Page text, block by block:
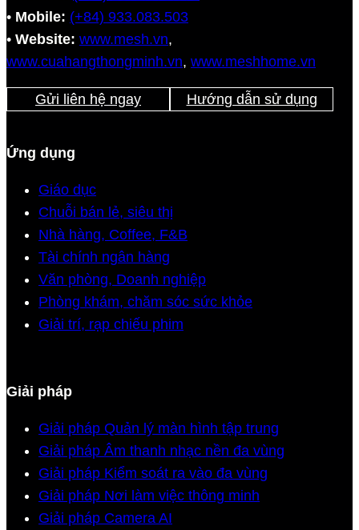
• Mobile: (+84) 933.083.503
• Website: www.mesh.vn,
www.cuahangthongminh.vn, www.meshhome.vn
Gửi liên hệ ngay Hướng dẫn sử dụng
Ứng dụng
Giáo dục
Chuỗi bán lẻ, siêu thị
Nhà hàng, Coffee, F&B
Tài chính ngân hàng
Văn phòng, Doanh nghiệp
Phòng khám, chăm sóc sức khỏe
Giải trí, rạp chiếu phim
Giải pháp
Giải pháp Quản lý màn hình tập trung
Giải pháp Âm thanh nhạc nền đa vùng
Giải pháp Kiểm soát ra vào đa vùng
Giải pháp Nơi làm việc thông minh
Giải pháp Camera AI